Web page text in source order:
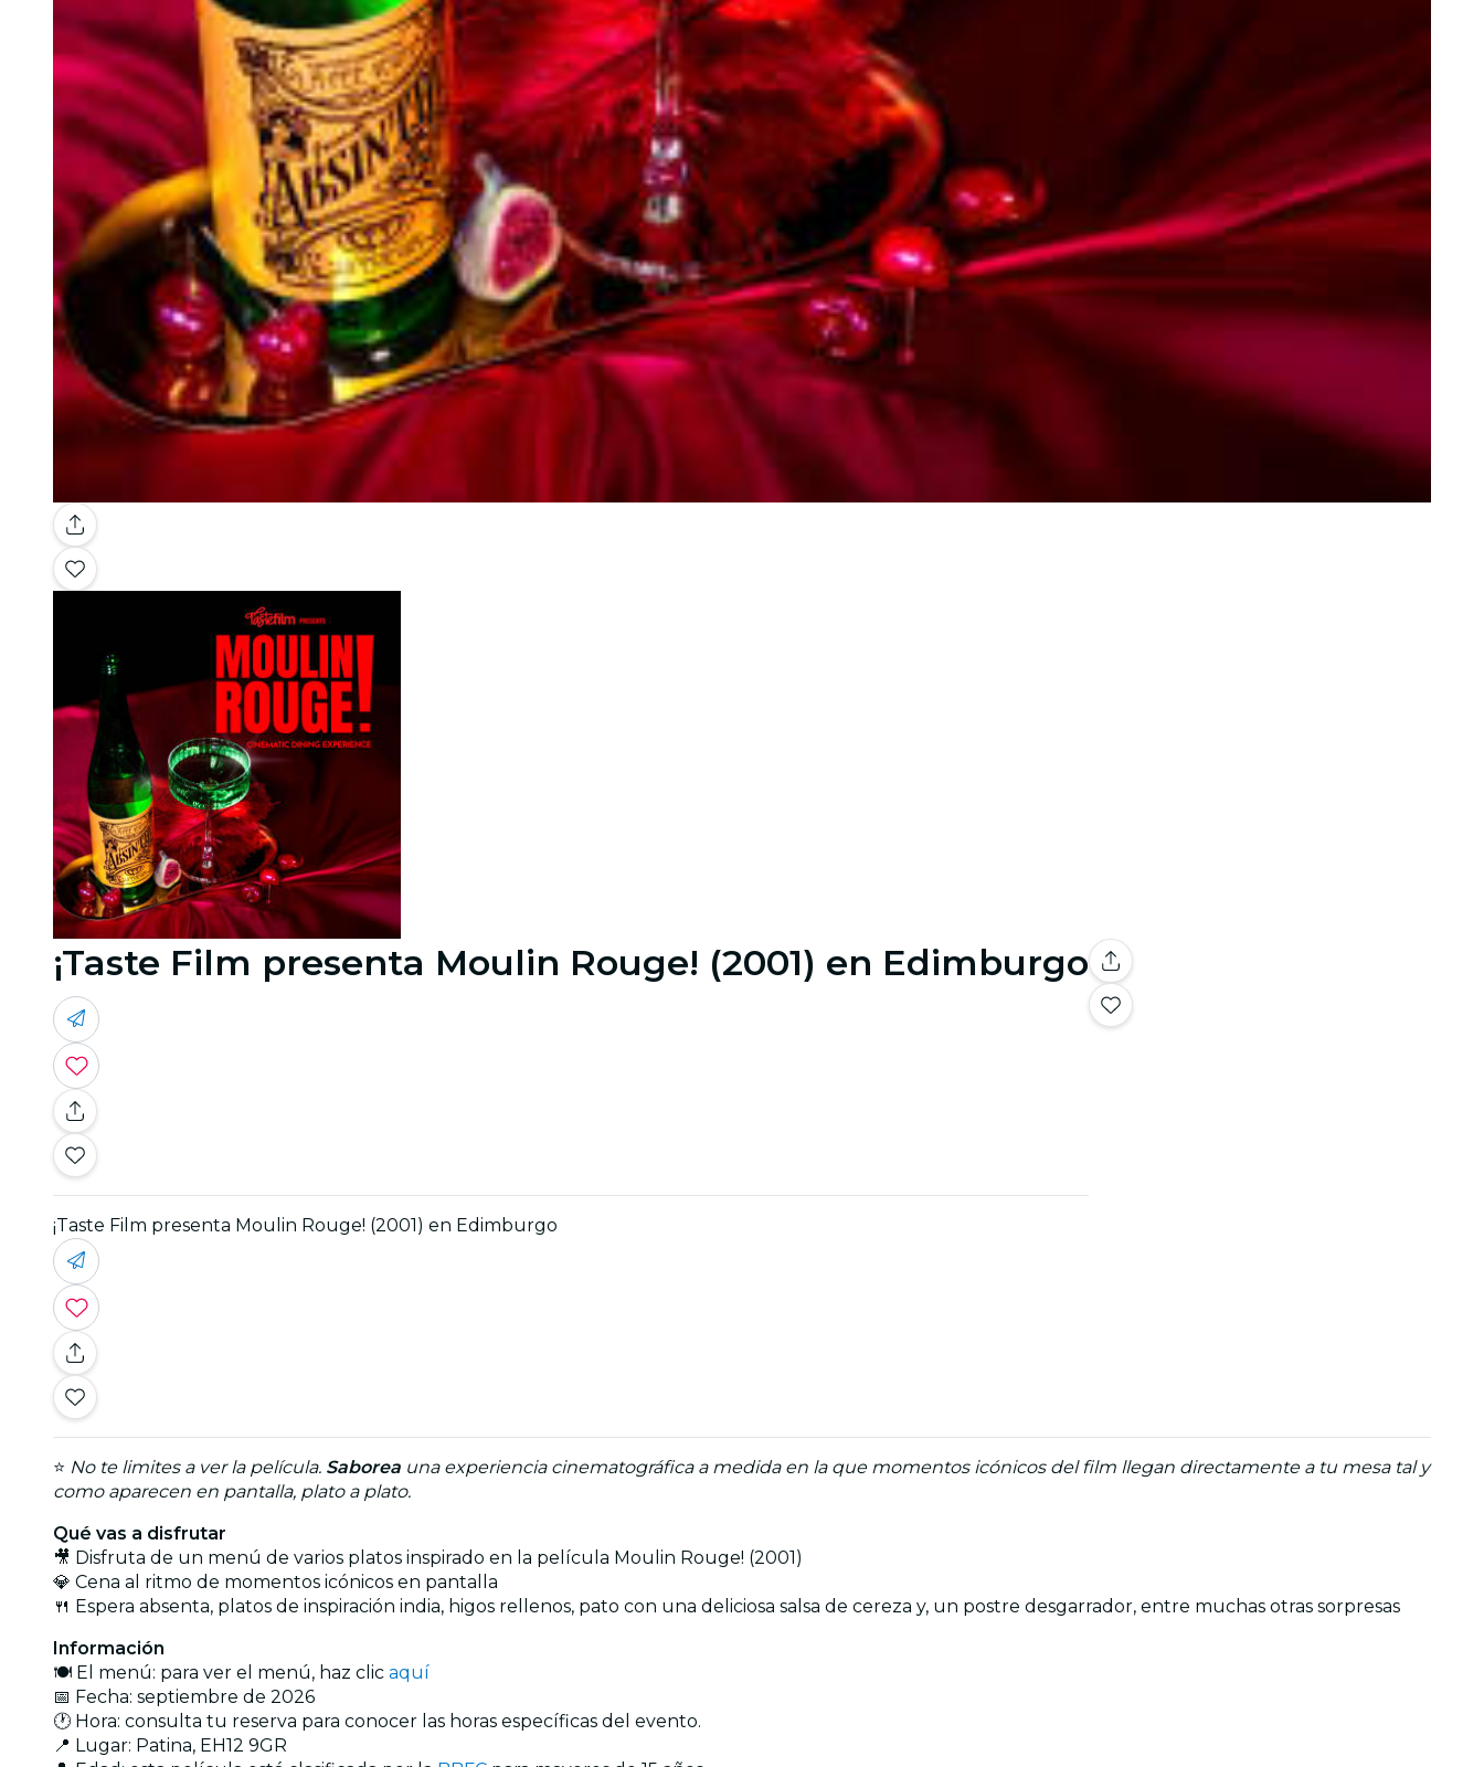
¡Taste Film presenta Moulin Rouge! (2001) en Edimburgo
¡Taste Film presenta Moulin Rouge! (2001) en Edimburgo
⭐ No te limites a ver la película. Saborea una experiencia cinematográfica a medida en la que momentos icónicos del film llegan directamente a tu mesa tal y
como aparecen en pantalla, plato a plato.
Qué vas a disfrutar
🎥 Disfruta de un menú de varios platos inspirado en la película Moulin Rouge! (2001)
💎 Cena al ritmo de momentos icónicos en pantalla
🍴 Espera absenta, platos de inspiración india, higos rellenos, pato con una deliciosa salsa de cereza y, un postre desgarrador, entre muchas otras sorpresas
Información
🍽️ El menú: para ver el menú, haz clic aquí
📅 Fecha: septiembre de 2026
🕐 Hora: consulta tu reserva para conocer las horas específicas del evento.
📍 Lugar: Patina, EH12 9GR